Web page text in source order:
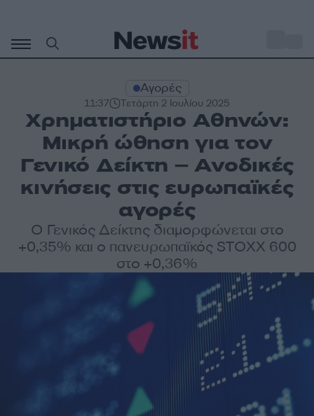
περιεχόμενο
Αγορές
11:37 Τετάρτη 2 Ιουλίου 2025
Χρηματιστήριο Αθηνών:
Μικρή ώθηση για τον
Γενικό Δείκτη – Ανοδικές
κινήσεις στις ευρωπαϊκές
αγορές
Ο Γενικός Δείκτης διαμορφώνεται στο
+0,35% και ο πανευρωπαϊκός STOXX 600
στο +0,36%